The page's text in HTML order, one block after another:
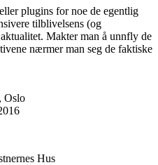
plugins for noe de egentlig
tilblivelsens (og
Makter man å unnfly de
nærmer man seg de faktiske
Oslo
Hus